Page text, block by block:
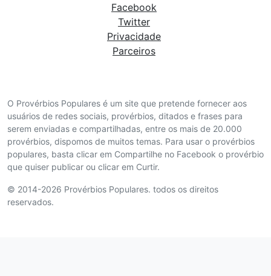
O Provérbios Populares é um site que pretende fornecer aos
usuários de redes sociais, provérbios, ditados e frases para
serem enviadas e compartilhadas, entre os mais de 20.000
provérbios, dispomos de muitos temas. Para usar o provérbios
populares, basta clicar em Compartilhe no Facebook o provérbio
que quiser publicar ou clicar em Curtir.
© 2014-2026 Provérbios Populares. todos os direitos
reservados.
Facebook
Twitter
Privacidade
Parceiros